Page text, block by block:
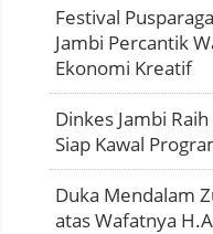
Festival
Jambi Percantik
Ekonomi Kreatif
Dinkes Jambi
Siap Kawal
Duka Mendalam
atas Wafatnya